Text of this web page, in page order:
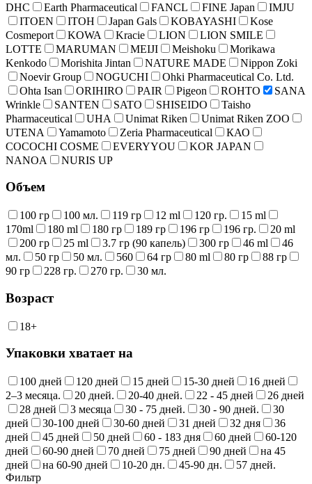
DHC Earth Pharmaceutical FANCL FINE Japan
IMJU
ITOEN
ITOH Japan Gals KOBAYASHI
Kose
Cosmeport
KOWA Kracie LION
LION SMILE
LOTTE
MARUMAN MEIJI Meishoku
Morikawa
Kenkodo
Morishita Jintan NATURE MADE
Nippon Zoki
Noevir Group
NOGUCHI
Ohki Pharmaceutical Co. Ltd.
Ohta Isan
ORIHIRO PAIR Pigeon ROHTO
SANA
Wrinkle
SANTEN SATO SHISEIDO
Taisho
Pharmaceutical
UHA Unimat Riken
Unimat Riken ZOO
UTENA
Yamamoto Zeria Pharmaceutical
КАО
COCOCHI COSME
EVERYYOU
KOR JAPAN
NANOA
NURIS UP
Объем
100 гр 100 мл. 119 гр 12 ml 120 гр.
15 ml
170ml
180 ml 180 гр 189 гр 196 гр 196 гр.
20 ml
200 гр
25 ml 3.7 гр (90 капель) 300 гр 46 ml
46
мл.
50 гр 50 мл. 560 64 гр 80 ml 80 гр
88 гр
90 гр
228 гр. 270 гр. 30 мл.
Возраст
18+
Упаковки хватает на
100 дней 120 дней 15 дней 15-30 дней
16 дней
2–3 месяца.
20 дней. 20-40 дней. 22 - 45 дней
26 дней
28 дней
3 месяца 30 - 75 дней. 30 - 90 дней.
30
дней
30-100 дней 30-60 дней 31 дней 32 дня
36
дней
45 дней 50 дней 60 - 183 дня 60 дней
60-120
дней
60-90 дней 70 дней 75 дней 90 дней
на 45
дней
на 60-90 дней 10-20 дн. 45-90 дн.
57 дней.
Фильтр